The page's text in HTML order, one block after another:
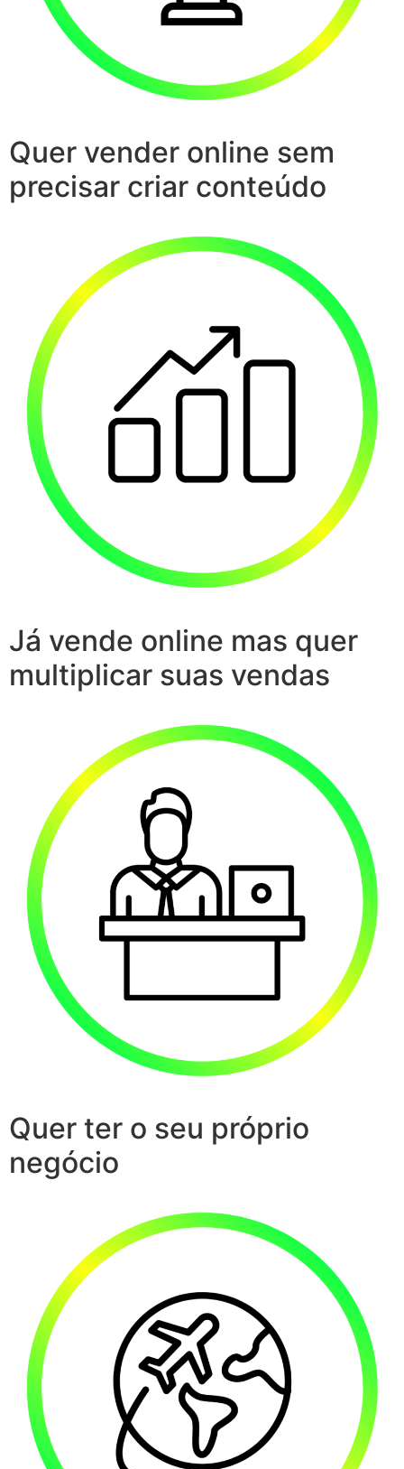
Quer vender online sem
precisar criar conteúdo
Já vende online mas quer
multiplicar suas vendas
Quer ter o seu próprio
negócio